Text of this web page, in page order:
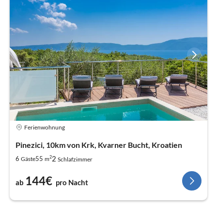
Ferienwohnung
Pinezici, 10km von Krk, Kvarner Bucht, Kroatien
6 Gäste55 m22 Schlafzimmer
ab 144€ pro Nacht